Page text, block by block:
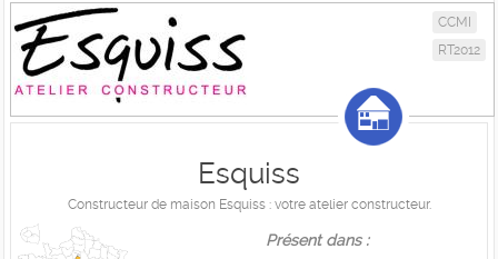
CCMI
RT2012
Esquiss
Constructeur de maison Esquiss : votre atelier constructeur.
Présent dans :